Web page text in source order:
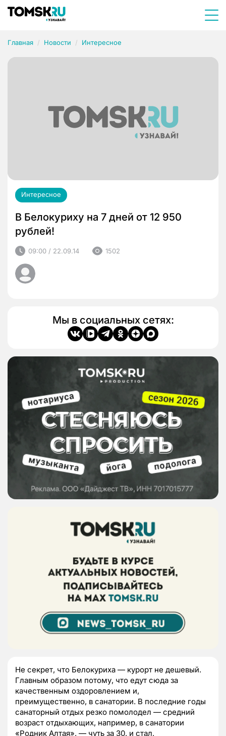
Главная Новости Интересное
Интересное
В Белокуриху на 7 дней от 12 950
рублей!
09:00 / 22.09.14 1502
Мы в социальных сетях:
Не секрет, что Белокуриха — курорт не дешевый.
Главным образом потому, что едут сюда за
качественным оздоровлением и,
преимущественно, в санатории. В последние годы
санаторный отдых резко помолодел — средний
возраст отдыхающих, например, в санатории
«Родник Алтая», — чуть за 30, и стал,